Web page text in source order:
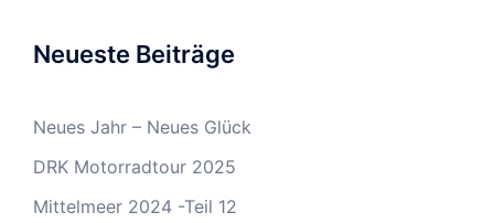
Neueste Beiträge
Neues Jahr – Neues Glück
DRK Motorradtour 2025
Mittelmeer 2024 -Teil 12